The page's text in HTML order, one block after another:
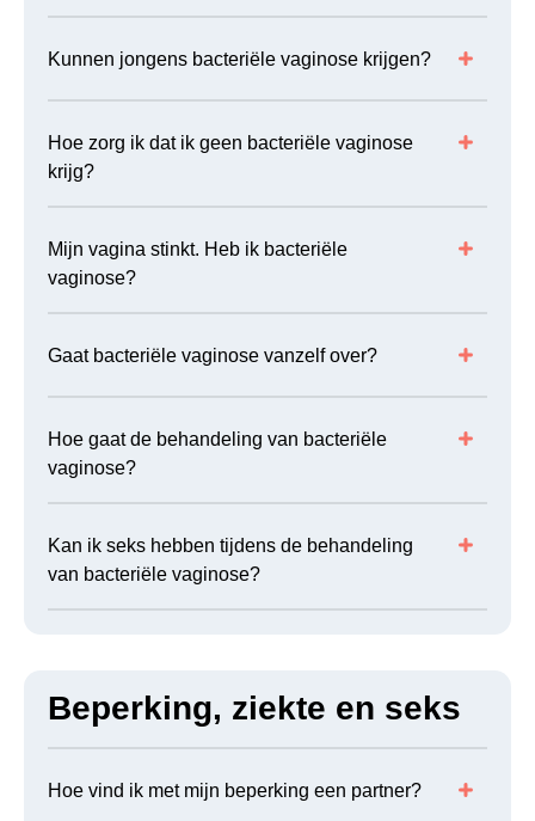
Kunnen jongens bacteriële vaginose krijgen?
Hoe zorg ik dat ik geen bacteriële vaginose
krijg?
Mijn vagina stinkt. Heb ik bacteriële
vaginose?
Gaat bacteriële vaginose vanzelf over?
Hoe gaat de behandeling van bacteriële
vaginose?
Kan ik seks hebben tijdens de behandeling
van bacteriële vaginose?
Beperking, ziekte en seks
Hoe vind ik met mijn beperking een partner?